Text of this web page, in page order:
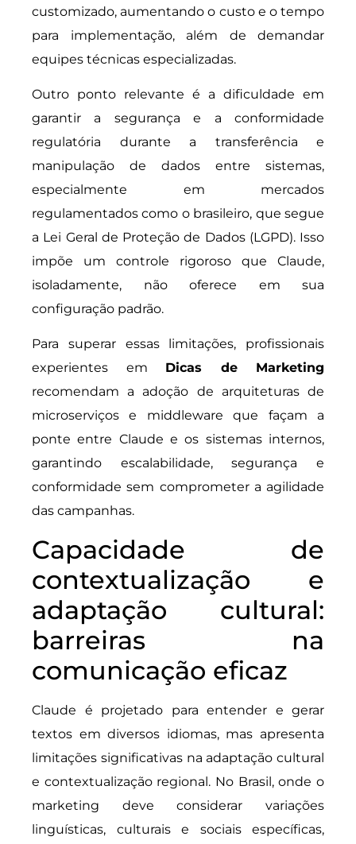
customizado, aumentando o custo e o tempo
para implementação, além de demandar
equipes técnicas especializadas.
Outro ponto relevante é a dificuldade em
garantir a segurança e a conformidade
regulatória durante a transferência e
manipulação de dados entre sistemas,
especialmente em mercados
regulamentados como o brasileiro, que segue
a Lei Geral de Proteção de Dados (LGPD). Isso
impõe um controle rigoroso que Claude,
isoladamente, não oferece em sua
configuração padrão.
Para superar essas limitações, profissionais
experientes em Dicas de Marketing
recomendam a adoção de arquiteturas de
microserviços e middleware que façam a
ponte entre Claude e os sistemas internos,
garantindo escalabilidade, segurança e
conformidade sem comprometer a agilidade
das campanhas.
Capacidade de
contextualização e
adaptação cultural:
barreiras na
comunicação eficaz
Claude é projetado para entender e gerar
textos em diversos idiomas, mas apresenta
limitações significativas na adaptação cultural
e contextualização regional. No Brasil, onde o
marketing deve considerar variações
linguísticas, culturais e sociais específicas,